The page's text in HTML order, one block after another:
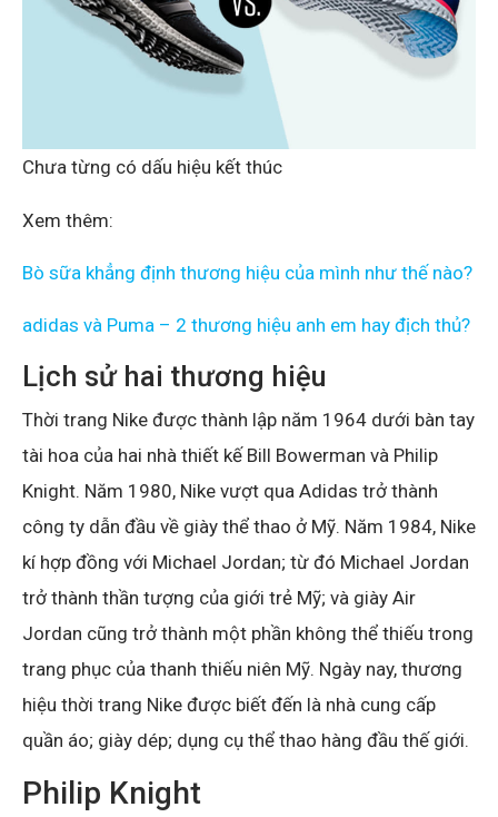
Chưa từng có dấu hiệu kết thúc
Xem thêm:
Bò sữa khẳng định thương hiệu của mình như thế nào?
adidas và Puma – 2 thương hiệu anh em hay địch thủ?
Lịch sử hai thương hiệu
Thời trang Nike được thành lập năm 1964 dưới bàn tay
tài hoa của hai nhà thiết kế Bill Bowerman và Philip
Knight. Năm 1980, Nike vượt qua Adidas trở thành
công ty dẫn đầu về giày thể thao ở Mỹ. Năm 1984, Nike
kí hợp đồng với Michael Jordan; từ đó Michael Jordan
trở thành thần tượng của giới trẻ Mỹ; và giày Air
Jordan cũng trở thành một phần không thể thiếu trong
trang phục của thanh thiếu niên Mỹ. Ngày nay, thương
hiệu thời trang Nike được biết đến là nhà cung cấp
quần áo; giày dép; dụng cụ thể thao hàng đầu thế giới.
Philip Knight